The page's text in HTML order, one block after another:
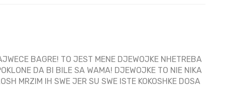
BAGRE! TO JEST MENE DJEWOJKE NHETREBA
DA BI BILE SA WAMA! DJEWOJKE TO NIE NIKA
MRZIM IH SWE JER SU SWE ISTE KOKOSHKE DOSA